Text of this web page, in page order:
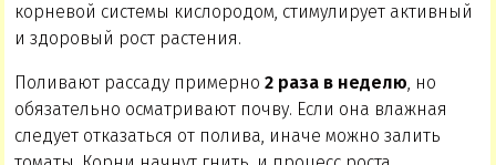
корневой системы кислородом, стимулирует активный
и здоровый рост растения.
Поливают рассаду примерно2 раза в неделю, но
обязательно осматривают почву. Если она влажная
следует отказаться от полива, иначе можно залить